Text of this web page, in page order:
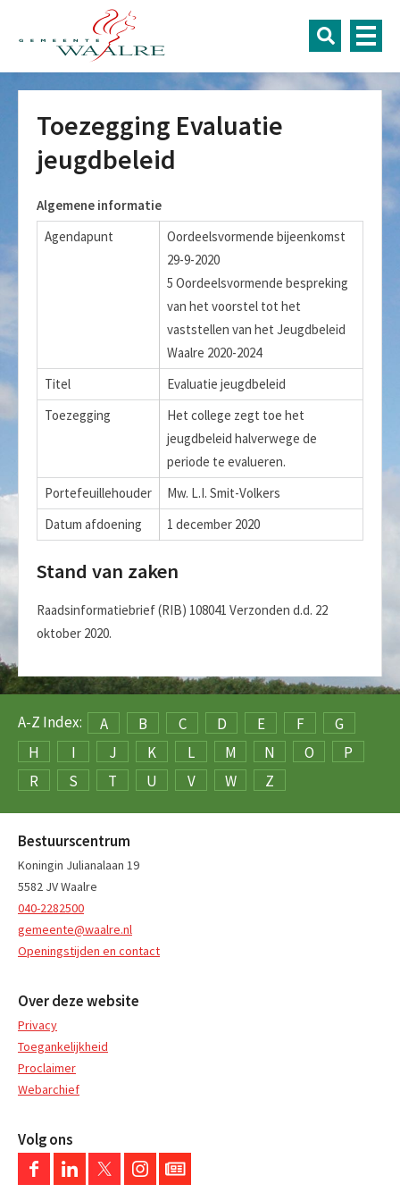
Toezegging Evaluatie
jeugdbeleid
Algemene informatie
Agendapunt
Oordeelsvormende bijeenkomst
29-9-2020
5 Oordeelsvormende bespreking
van het voorstel tot het
vaststellen van het Jeugdbeleid
Waalre 2020-2024
Titel
Evaluatie jeugdbeleid
Toezegging
Het college zegt toe het
jeugdbeleid halverwege de
periode te evalueren.
Portefeuillehouder
Mw. L.I. Smit-Volkers
Datum afdoening
1 december 2020
Stand van zaken
Raadsinformatiebrief (RIB) 108041 Verzonden d.d. 22
oktober 2020.
A-Z Index: A B C D E F
G
H
I J K L M N O
P
R
S T U V W Z
Bestuurscentrum
Koningin Julianalaan 19
5582 JV Waalre
040-2282500
gemeente@waalre.nl
Openingstijden en contact
Over deze website
Privacy
Toegankelijkheid
Proclaimer
Webarchief
Volg ons